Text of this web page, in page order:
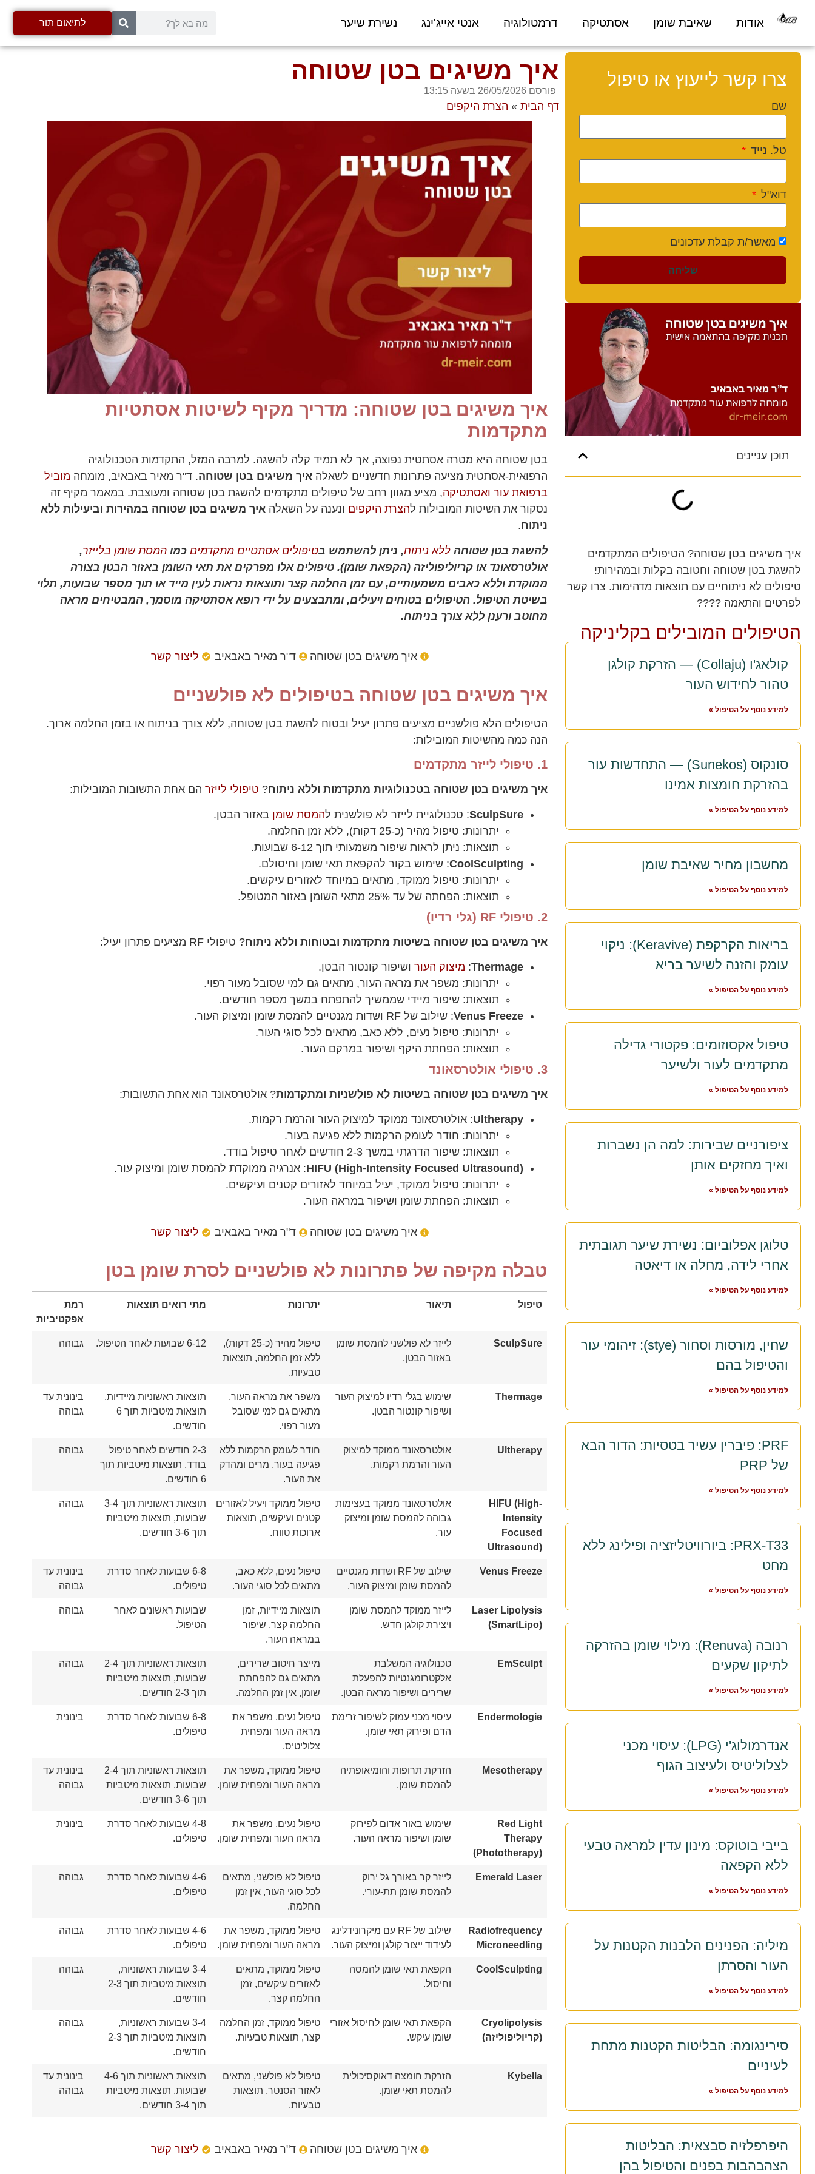
אודות שאיבת שומן אסתטיקה דרמטולוגיה אנטי אייג'ינג נשירת שיער לתיאום תור
צרו קשר לייעוץ או טיפול
שם
טל. נייד
דוא"ל
מאשר/ת קבלת עדכונים
שליחה
תוכן עניינים
איך משיגים בטן שטוחה? הטיפולים המתקדמים
להשגת בטן שטוחה וחטובה בקלות ובמהירות!
טיפולים לא ניתוחיים עם תוצאות מדהימות. צרו קשר
לפרטים והתאמה ????
הטיפולים המובילים בקליניקה
קולאג'ו (Collaju) — הזרקת קולגן
טהור לחידוש העור
למידע נוסף על הטיפול »
סונקוס (Sunekos) — התחדשות עור
בהזרקת חומצות אמינו
למידע נוסף על הטיפול »
מחשבון מחיר שאיבת שומן
למידע נוסף על הטיפול »
בריאות הקרקפת (Keravive): ניקוי
עומק והזנה לשיער בריא
למידע נוסף על הטיפול »
טיפול אקסוזומים: פקטורי גדילה
מתקדמים לעור ולשיער
למידע נוסף על הטיפול »
ציפורניים שבירות: למה הן נשברות
ואיך מחזקים אותן
למידע נוסף על הטיפול »
טלוגן אפלוביום: נשירת שיער תגובתית
אחרי לידה, מחלה או דיאטה
למידע נוסף על הטיפול »
שחין, מורסות וסחור (stye): זיהומי עור
והטיפול בהם
למידע נוסף על הטיפול »
PRF: פיברין עשיר בטסיות: הדור הבא
של PRP
למידע נוסף על הטיפול »
PRX-T33: ביורוויטליזציה ופילינג ללא
מחט
למידע נוסף על הטיפול »
רנובה (Renuva): מילוי שומן בהזרקה
לתיקון שקעים
למידע נוסף על הטיפול »
אנדרמולוג'י (LPG): עיסוי מכני
לצלוליטיס ולעיצוב הגוף
למידע נוסף על הטיפול »
בייבי בוטוקס: מינון עדין למראה טבעי
ללא הקפאה
למידע נוסף על הטיפול »
מיליה: הפנינים הלבנות הקטנות על
העור והסרתן
למידע נוסף על הטיפול »
סירינגומה: הבליטות הקטנות מתחת
לעיניים
למידע נוסף על הטיפול »
היפרפלזיה סבצאית: הבליטות
הצהבהבות בפנים והטיפול בהן
איך משיגים בטן שטוחה
פורסם 26/05/2026 בשעה 13:15
דף הבית » הצרת היקפים
איך משיגים בטן שטוחה: מדריך מקיף לשיטות אסתטיות
מתקדמות
בטן שטוחה היא מטרה אסתטית נפוצה, אך לא תמיד קלה להשגה. למרבה המזל, התקדמות הטכנולוגיה
הרפואית-אסתטית מציעה פתרונות חדשניים לשאלהאיך משיגים בטן שטוחה. ד"ר מאיר באבאיב, מומחה מוביל
ברפואת עור ואסתטיקה, מציע מגוון רחב של טיפולים מתקדמים להשגת בטן שטוחה ומעוצבת. במאמר מקיף זה
נסקור את השיטות המובילות להצרת היקפים ונענה על השאלהאיך משיגים בטן שטוחה במהירות וביעילות ללא
ניתוח.
להשגת בטן שטוחהללא ניתוח, ניתן להשתמש בטיפולים אסתטיים מתקדמים כמוהמסת שומן בלייזר,
אולטרסאונד או קריוליפוליזה (הקפאת שומן). טיפולים אלו מפרקים את תאי השומן באזור הבטן בצורה
ממוקדת וללא כאבים משמעותיים, עם זמן החלמה קצר ותוצאות נראות לעין מייד או תוך מספר שבועות, תלוי
בשיטת הטיפול. הטיפולים בטוחים ויעילים, ומתבצעים על ידי רופא אסתטיקה מוסמך, המבטיחים מראה
מחוטב ורענן ללא צורך בניתוח.
איך משיגים בטן שטוחה ד"ר מאיר באבאיב ליצור קשר
איך משיגים בטן שטוחה בטיפולים לא פולשניים
הטיפולים הלא פולשניים מציעים פתרון יעיל ובטוח להשגת בטן שטוחה, ללא צורך בניתוח או בזמן החלמה ארוך.
הנה כמה מהשיטות המובילות:
1. טיפולי לייזר מתקדמים
איך משיגים בטן שטוחה בטכנולוגיות מתקדמות וללא ניתוח? טיפולי לייזר הם אחת התשובות המובילות:
SculpSure: טכנולוגיית לייזר לא פולשנית להמסת שומן באזור הבטן.
יתרונות: טיפול מהיר (כ-25 דקות), ללא זמן החלמה.
תוצאות: ניתן לראות שיפור משמעותי תוך 6-12 שבועות.
CoolSculpting: שימוש בקור להקפאת תאי שומן וחיסולם.
יתרונות: טיפול ממוקד, מתאים במיוחד לאזורים עיקשים.
תוצאות: הפחתה של עד 25% מתאי השומן באזור המטופל.
2. טיפולי RF (גלי רדיו)
איך משיגים בטן שטוחה בשיטות מתקדמות ובטוחות וללא ניתוח? טיפולי RF מציעים פתרון יעיל:
Thermage
: מיצוק העור ושיפור קונטור הבטן.
יתרונות: משפר את מראה העור, מתאים גם למי שסובל מעור רפוי.
תוצאות: שיפור מיידי שממשיך להתפתח במשך מספר חודשים.
Venus Freeze: שילוב של RF ושדות מגנטיים להמסת שומן ומיצוק העור.
יתרונות: טיפול נעים, ללא כאב, מתאים לכל סוגי העור.
תוצאות: הפחתת היקף ושיפור במרקם העור.
3. טיפולי אולטרסאונד
איך משיגים בטן שטוחה בשיטות לא פולשניות ומתקדמות? אולטרסאונד הוא אחת התשובות:
Ultherapy: אולטרסאונד ממוקד למיצוק העור והרמת רקמות.
יתרונות: חודר לעומק הרקמות ללא פגיעה בעור.
תוצאות: שיפור הדרגתי במשך 2-3 חודשים לאחר טיפול בודד.
HIFU (High-Intensity Focused Ultrasound): אנרגיה ממוקדת להמסת שומן ומיצוק עור.
יתרונות: טיפול ממוקד, יעיל במיוחד לאזורים קטנים ועיקשים.
תוצאות: הפחתת שומן ושיפור במראה העור.
איך משיגים בטן שטוחה ד"ר מאיר באבאיב ליצור קשר
טבלה מקיפה של פתרונות לא פולשניים לסרת שומן בטן
טיפול תיאור יתרונות מתי רואים תוצאות
רמת
אפקטיביות
SculpSure
לייזר לא פולשני להמסת שומן
באזור הבטן.
טיפול מהיר (כ-25 דקות),
ללא זמן החלמה, תוצאות
טבעיות.
6-12 שבועות לאחר הטיפול. גבוהה
Thermage
שימוש בגלי רדיו למיצוק העור
ושיפור קונטור הבטן.
משפר את מראה העור,
מתאים גם למי שסובל
מעור רפוי.
תוצאות ראשוניות מיידיות,
תוצאות מיטביות תוך 6
חודשים.
בינונית עד
גבוהה
Ultherapy
אולטרסאונד ממוקד למיצוק
העור והרמת רקמות.
חודר לעומק הרקמות ללא
פגיעה בעור, מרים ומהדק
את העור.
2-3 חודשים לאחר טיפול
בודד, תוצאות מיטביות תוך
6 חודשים.
גבוהה
HIFU (High-
Intensity
Focused
Ultrasound)
אולטרסאונד ממוקד בעצימות
גבוהה להמסת שומן ומיצוק
עור.
טיפול ממוקד ויעיל לאזורים
קטנים ועיקשים, תוצאות
ארוכות טווח.
תוצאות ראשוניות תוך 3-4
שבועות, תוצאות מיטביות
תוך 3-6 חודשים.
גבוהה
Venus Freeze
שילוב של RF ושדות מגנטיים
להמסת שומן ומיצוק העור.
טיפול נעים, ללא כאב,
מתאים לכל סוגי העור.
6-8 שבועות לאחר סדרת
טיפולים.
בינונית עד
גבוהה
Laser Lipolysis
(SmartLipo)
לייזר ממוקד להמסת שומן
ויצירת קולגן חדש.
תוצאות מיידיות, זמן
החלמה קצר, שיפור
במראה העור.
שבועות ראשונים לאחר
הטיפול.
גבוהה
EmSculpt
טכנולוגיה המשלבת
אלקטרומגנטיות להפעלת
שרירים ושיפור מראה הבטן.
מייצר חיטוב שרירים,
מתאים גם להפחתת
שומן, אין זמן החלמה.
תוצאות ראשוניות תוך 2-4
שבועות, תוצאות מיטביות
תוך 2-3 חודשים.
גבוהה
Endermologie
עיסוי מכני עמוק לשיפור זרימת
הדם ופירוק תאי שומן.
טיפול נעים, משפר את
מראה העור ומפחית
צלוליטיס.
6-8 שבועות לאחר סדרת
טיפולים.
בינונית
Mesotherapy
הזרקת תרופות והומיאופתיה
להמסת שומן.
טיפול ממוקד, משפר את
מראה העור ומפחית שומן.
תוצאות ראשוניות תוך 2-4
שבועות, תוצאות מיטביות
תוך 3-6 חודשים.
בינונית עד
גבוהה
Red Light
Therapy
(Phototherapy)
שימוש באור אדום לפירוק
שומן ושיפור מראה העור.
טיפול נעים, משפר את
מראה העור ומפחית שומן.
4-8 שבועות לאחר סדרת
טיפולים.
בינונית
Emerald Laser
לייזר קר באורך גל ירוק
להמסת שומן תת-עורי.
טיפול לא פולשני, מתאים
לכל סוגי העור, אין זמן
החלמה.
4-6 שבועות לאחר סדרת
טיפולים.
גבוהה
Radiofrequency
Microneedling
שילוב של RF עם מיקרונידלינג
לעידוד ייצור קולגן ומיצוק העור.
טיפול ממוקד, משפר את
מראה העור ומפחית שומן.
4-6 שבועות לאחר סדרת
טיפולים.
גבוהה
CoolSculpting
הקפאת תאי שומן להמסה
וחיסול.
טיפול ממוקד, מתאים
לאזורים עיקשים, זמן
החלמה קצר.
3-4 שבועות ראשוניות,
תוצאות מיטביות תוך 2-3
חודשים.
גבוהה
Cryolipolysis
(קריוליפוליזה)
הקפאת תאי שומן לחיסול אזורי
שומן עיקש.
טיפול ממוקד, זמן החלמה
קצר, תוצאות טבעיות.
3-4 שבועות ראשוניות,
תוצאות מיטביות תוך 2-3
חודשים.
גבוהה
Kybella
הזרקת חומצה דאוקסיכולית
להמסת תאי שומן.
טיפול לא פולשני, מתאים
לאזור הסנטר, תוצאות
טבעיות.
תוצאות ראשוניות תוך 4-6
שבועות, תוצאות מיטביות
תוך 3-4 חודשים.
בינונית עד
גבוהה
איך משיגים בטן שטוחה ד"ר מאיר באבאיב ליצור קשר